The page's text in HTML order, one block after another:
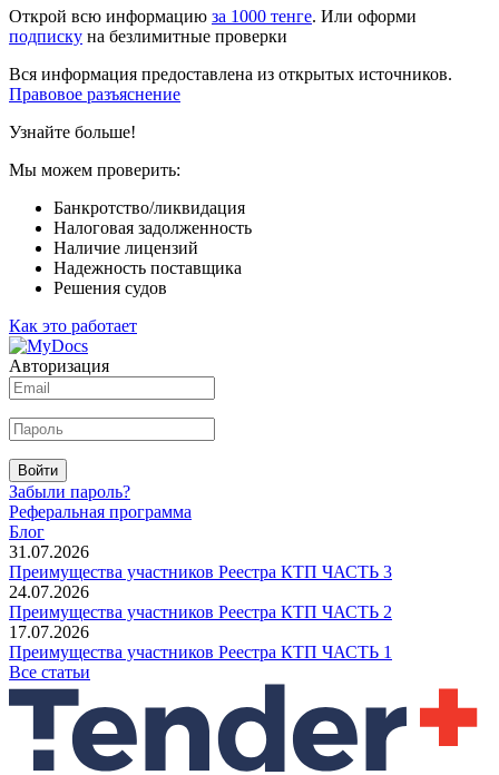
Открой всю информацию за 1000 тенге. Или оформи
подписку на безлимитные проверки
Вся информация предоставлена из открытых источников.
Правовое разъяснение
Узнайте больше!
Мы можем проверить:
Банкротство/ликвидация
Налоговая задолженность
Наличие лицензий
Надежность поставщика
Решения судов
Как это работает
Авторизация
Войти
Забыли пароль?
Реферальная программа
Блог
31.07.2026
Преимущества участников Реестра КТП ЧАСТЬ 3
24.07.2026
Преимущества участников Реестра КТП ЧАСТЬ 2
17.07.2026
Преимущества участников Реестра КТП ЧАСТЬ 1
Все статьи